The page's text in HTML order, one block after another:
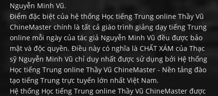
Nguyễn Minh Vũ.
Điểm đặc biệt của hệ thống Học tiếng Trung online Thầy Vũ
ChineMaster chính là tất cả giáo trình giảng dạy tiếng Trung
online mỗi ngày của tác giả Nguyễn Minh Vũ đều được bảo
mật và độc quyền. Điều này có nghĩa là CHẤT XÁM của Thạc
sỹ Nguyễn Minh Vũ chỉ duy nhất được sử dụng bởi Hệ thống
Học tiếng Trung online Thầy Vũ ChineMaster - Nền tảng đào
tạo tiếng Trung trực tuyến lớn nhất Việt Nam.
Hệ thống Học tiếng Trung online Thầy Vũ ChineMaster được